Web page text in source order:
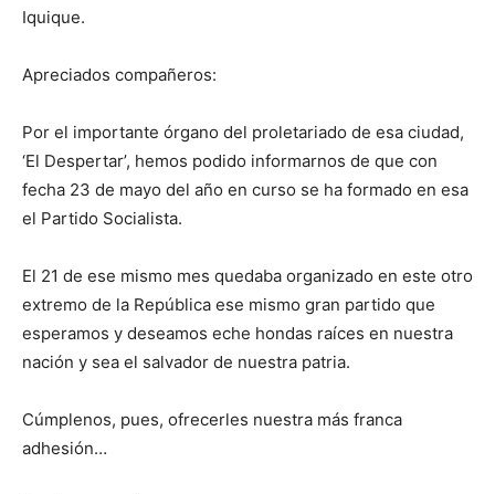
Iquique.
Apreciados compañeros:
Por el importante órgano del proletariado de esa ciudad,
‘El Despertar’, hemos podido informarnos de que con
fecha 23 de mayo del año en curso se ha formado en esa
el Partido Socialista.
El 21 de ese mismo mes quedaba organizado en este otro
extremo de la República ese mismo gran partido que
esperamos y deseamos eche hondas raíces en nuestra
nación y sea el salvador de nuestra patria.
Cúmplenos, pues, ofrecerles nuestra más franca
adhesión…